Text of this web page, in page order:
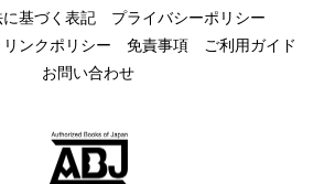
基づく表記
プライバシーポリシー
リンクポリシー 免責事項
ご利用ガイド
お問い合わせ